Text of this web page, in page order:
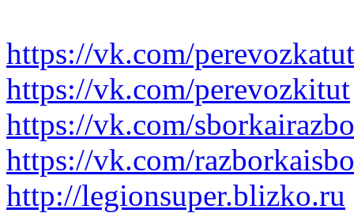
https://vk.com/perevozkatut
https://vk.com/perevozkitut
https://vk.com/
https://vk.com/
http://legionsuper.blizko.ru